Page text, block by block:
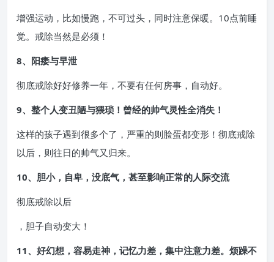
增强运动，比如慢跑，不可过头，同时注意保暖。10点前睡
觉。戒除当然是必须！
8、阳痿与早泄
彻底戒除好好修养一年，不要有任何房事，自动好。
9、整个人变丑陋与猥琐！曾经的帅气灵性全消失！
这样的孩子遇到很多个了，严重的则脸蛋都变形！彻底戒除
以后，则往日的帅气又归来。
10、胆小，自卑，没底气，甚至影响正常的人际交流
彻底戒除以后
，胆子自动变大！
11、好幻想，容易走神，记忆力差，集中注意力差。烦躁不